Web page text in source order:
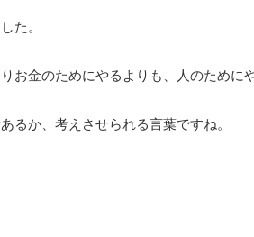
た。
お金のためにやるよりも、人のために
るか、考えさせられる言葉ですね。